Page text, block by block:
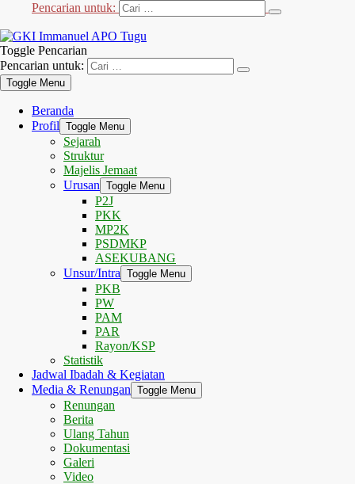
Pencarian untuk:
Toggle Pencarian
Pencarian untuk:
Toggle Menu
Beranda
Profil Toggle Menu
Sejarah
Struktur
Majelis Jemaat
Urusan Toggle Menu
P2J
PKK
MP2K
PSDMKP
ASEKUBANG
Unsur/Intra Toggle Menu
PKB
PW
PAM
PAR
Rayon/KSP
Statistik
Jadwal Ibadah & Kegiatan
Media & Renungan Toggle Menu
Renungan
Berita
Ulang Tahun
Dokumentasi
Galeri
Video